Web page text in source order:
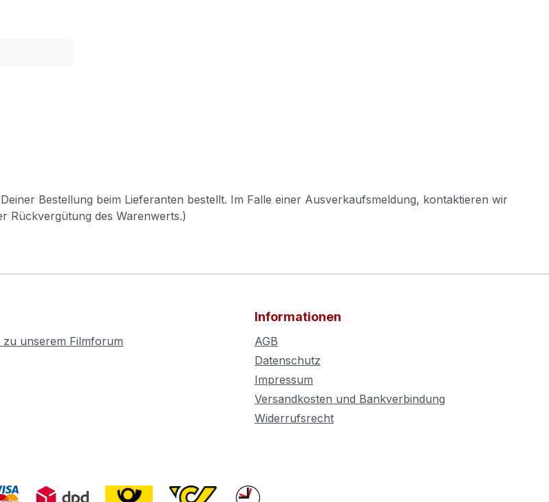
Bestellung beim Lieferanten bestellt. Im Falle einer Ausverkaufsmeldung, kontaktieren wir
Rückvergütung des Warenwerts.)
zu unserem Filmforum
Informationen
AGB
Datenschutz
Impressum
Versandkosten und Bankverbindung
Widerrufsrecht